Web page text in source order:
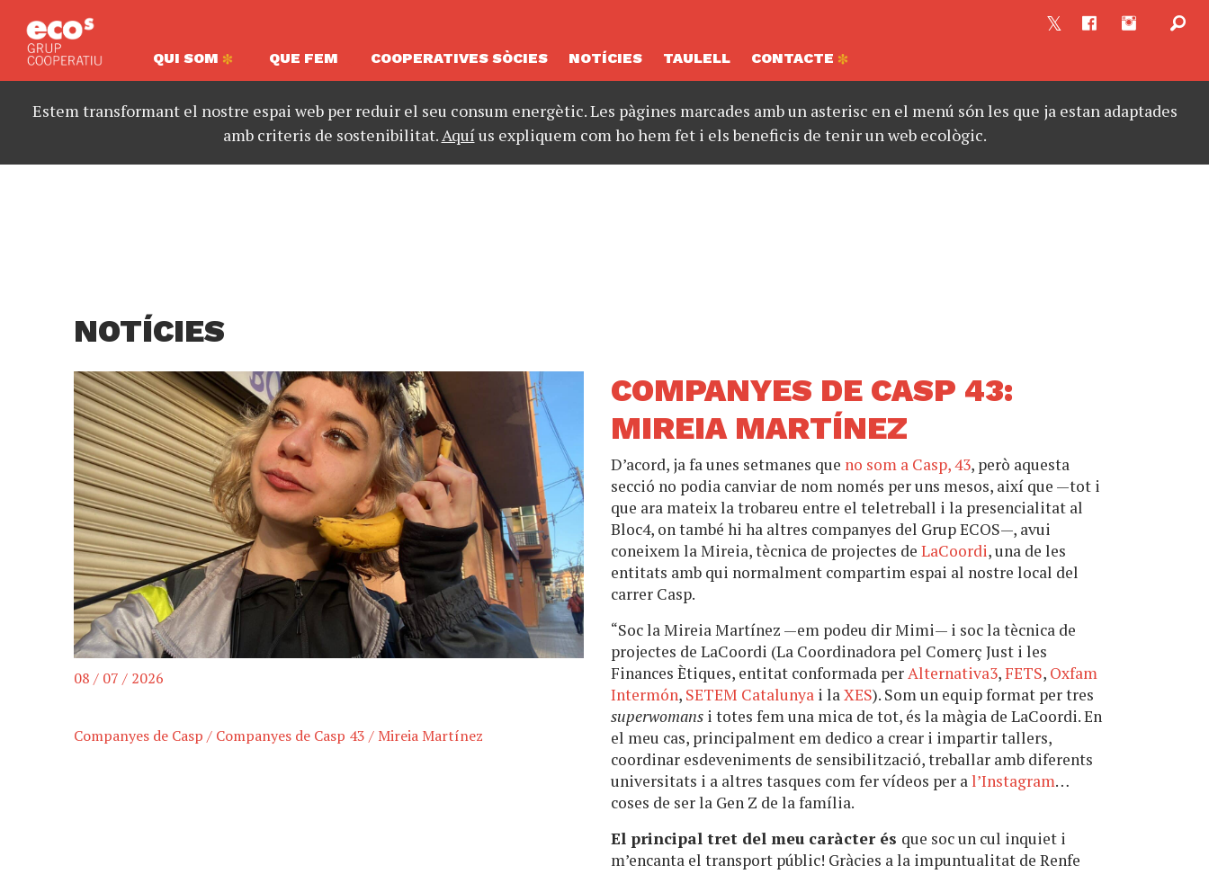
QUI SOM QUE FEM COOPERATIVES SÒCIES NOTÍCIES TAULELL CONTACTE
Estem transformant el nostre espai web per reduir el seu consum energètic. Les pàgines marcades amb un asterisc en el menú són les que ja estan adaptades
amb criteris de sostenibilitat.Aquíus expliquem com ho hem fet i els beneficis de tenir un web ecològic.
NOTÍCIES
08 / 07 / 2026
Companyes de Casp / Companyes de Casp 43 /Mireia Martínez
COMPANYES DE CASP 43:
MIREIA MARTÍNEZ
D’acord, ja fa unes setmanes que no som a Casp, 43, però aquesta
secció no podia canviar de nom només per uns mesos, així que —tot i
que ara mateix la trobareu entre el teletreball i la presencialitat al
Bloc4, on també hi ha altres companyes del Grup ECOS—, avui
coneixem la Mireia, tècnica de projectes deLaCoordi, una de les
entitats amb qui normalment compartim espai al nostre local del
carrer Casp.
“Soc la Mireia Martínez —em podeu dir Mimi— i soc la tècnica de
projectes de LaCoordi (La Coordinadora pel Comerç Just i les
Finances Ètiques, entitat conformada perAlternativa3,FETS, Oxfam
Intermón, SETEM Catalunya i laXES). Som un equip format per tres
superwomans i totes fem una mica de tot, és la màgia de LaCoordi. En
el meu cas, principalment em dedico a crear i impartir tallers,
coordinar esdeveniments de sensibilització, treballar amb diferents
universitats i a altres tasques com fer vídeos per al’Instagram…
coses de ser la Gen Z de la família.
El principal tret del meu caràcter és que soc un cul inquiet i
m’encanta el transport públic! Gràcies a la impuntualitat de Renfe